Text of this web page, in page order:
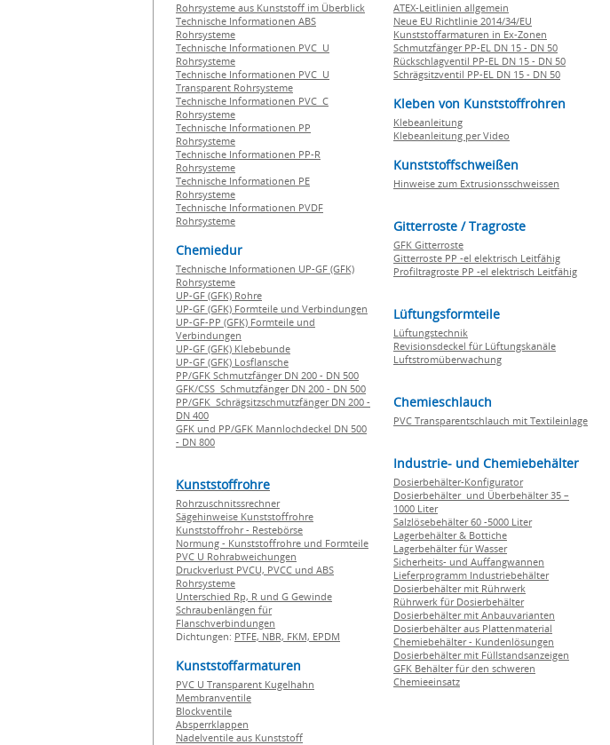
Rohrsysteme aus Kunststoff im Überblick
Technische Informationen ABS
Rohrsysteme
Technische Informationen PVC U
Rohrsysteme
Technische Informationen PVC U
Transparent Rohrsysteme
Technische Informationen PVC C
Rohrsysteme
Technische Informationen PP
Rohrsysteme
Technische Informationen PP-R
Rohrsysteme
Technische Informationen PE
Rohrsysteme
Technische Informationen PVDF
Rohrsysteme
Chemiedur
Technische Informationen UP-GF (GFK)
Rohrsysteme
UP-GF (GFK) Rohre
UP-GF (GFK) Formteile und Verbindungen
UP-GF-PP (GFK) Formteile und
Verbindungen
UP-GF (GFK) Klebebunde
UP-GF (GFK) Losflansche
PP/GFK Schmutzfänger DN 200 - DN 500
GFK/CSS Schmutzfänger DN 200 - DN 500
PP/GFK Schrägsitzschmutzfänger DN 200 -
DN 400
GFK und PP/GFK Mannlochdeckel DN 500
- DN 800
Kunststoffrohre
Rohrzuschnitssrechner
Sägehinweise Kunststoffrohre
Kunststoffrohr - Restebörse
Normung - Kunststoffrohre und Formteile
PVC U Rohrabweichungen
Druckverlust PVCU, PVCC und ABS
Rohrsysteme
Unterschied Rp, R und G Gewinde
Schraubenlängen für
Flanschverbindungen
Dichtungen: PTFE, NBR, FKM, EPDM
Kunststoffarmaturen
PVC U Transparent Kugelhahn
Membranventile
Blockventile
Absperrklappen
Nadelventile aus Kunststoff
ATEX-Leitlinien allgemein
Neue EU Richtlinie 2014/34/EU
Kunststoffarmaturen in Ex-Zonen
Schmutzfänger PP-EL DN 15 - DN 50
Rückschlagventil PP-EL DN 15 - DN 50
Schrägsitzventil PP-EL DN 15 - DN 50
Kleben von Kunststoffrohren
Klebeanleitung
Klebeanleitung per Video
Kunststoffschweißen
Hinweise zum Extrusionsschweissen
Gitterroste / Tragroste
GFK Gitterroste
Gitterroste PP -el elektrisch Leitfähig
Profiltragroste PP -el elektrisch Leitfähig
Lüftungsformteile
Lüftungstechnik
Revisionsdeckel für Lüftungskanäle
Luftstromüberwachung
Chemieschlauch
PVC Transparentschlauch mit Textileinlage
Industrie- und Chemiebehälter
Dosierbehälter-Konfigurator
Dosierbehälter und Überbehälter 35 –
1000 Liter
Salzlösebehälter 60 -5000 Liter
Lagerbehälter & Bottiche
Lagerbehälter für Wasser
Sicherheits- und Auffangwannen
Lieferprogramm Industriebehälter
Dosierbehälter mit Rührwerk
Rührwerk für Dosierbehälter
Dosierbehälter mit Anbauvarianten
Dosierbehälter aus Plattenmaterial
Chemiebehälter - Kundenlösungen
Dosierbehälter mit Füllstandsanzeigen
GFK Behälter für den schweren
Chemieeinsatz